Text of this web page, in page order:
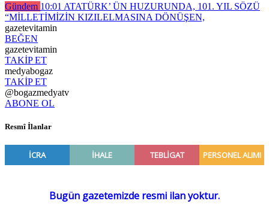
Gündem 10:01 ATATÜRK’ ÜN HUZURUNDA, 101. YIL SÖZÜ
“MİLLETİMİZİN KIZILELMASINA DÖNÜŞEN,
gazetevitamin
BEĞEN
gazetevitamin
TAKİP ET
medyabogaz
TAKİP ET
@bogazmedyatv
ABONE OL
Resmî İlanlar